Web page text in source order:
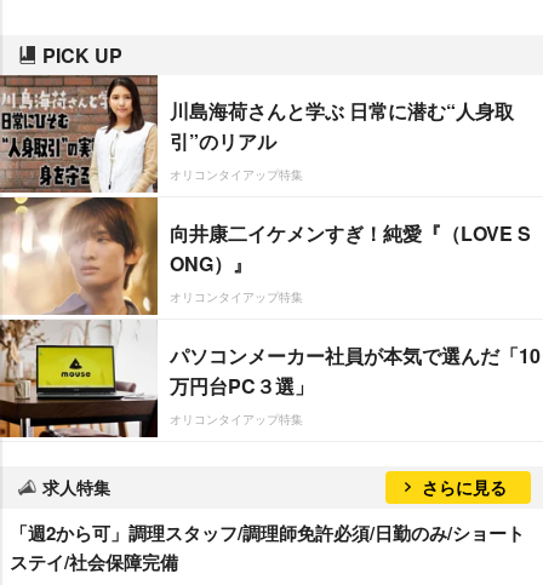
PICK UP
川島海荷さんと学ぶ 日常に潜む“人身取
引”のリアル
オリコンタイアップ特集
向井康二イケメンすぎ！純愛『（LOVE S
ONG）』
オリコンタイアップ特集
パソコンメーカー社員が本気で選んだ「10
万円台PC３選」
オリコンタイアップ特集
求人特集 さらに見る
「週2から可」調理スタッフ/調理師免許必須/日勤のみ/ショート
ステイ/社会保障完備